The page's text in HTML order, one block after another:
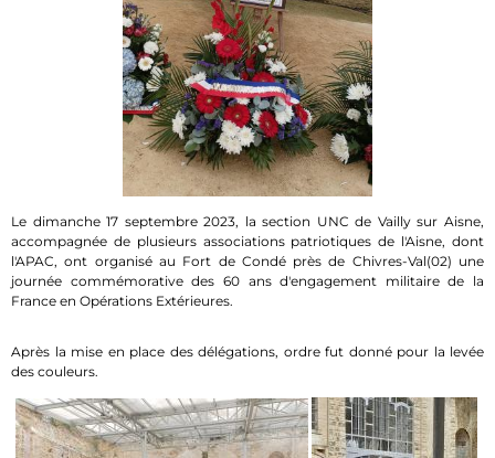
Le dimanche 17 septembre 2023, la section UNC de Vailly sur Aisne,
accompagnée de plusieurs associations patriotiques de l'Aisne, dont
l'APAC, ont organisé au Fort de Condé près de Chivres-Val(02) une
journée commémorative des 60 ans d'engagement militaire de la
France en Opérations Extérieures.
Après la mise en place des délégations, ordre fut donné pour la levée
des couleurs.